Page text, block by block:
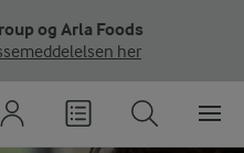
og Arla Foods
her